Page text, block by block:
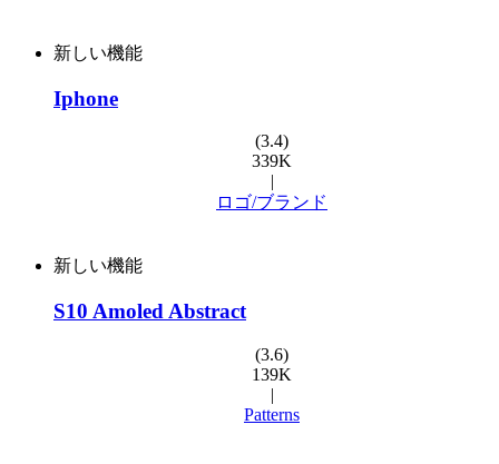
新しい機能
Iphone
(3.4)
339K
|
ロゴ/ブランド
新しい機能
S10 Amoled Abstract
(3.6)
139K
|
Patterns